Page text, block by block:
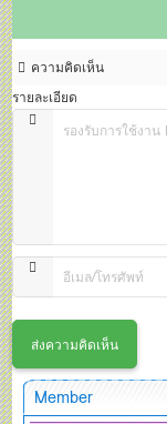
ความคิดเห็น
รายละเอียด
Member